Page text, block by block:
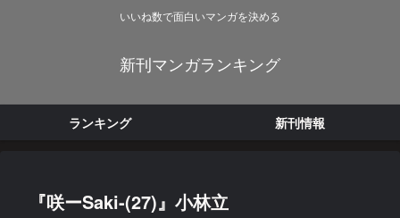
いいね数で面白いマンガを決める
新刊マンガランキング
ランキング 新刊情報
『咲ーSaki-(27)』小林立